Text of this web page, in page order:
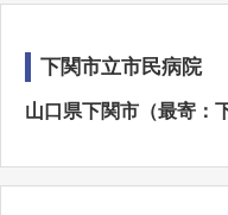
下関市立市民病院
山口県下関市（最寄：